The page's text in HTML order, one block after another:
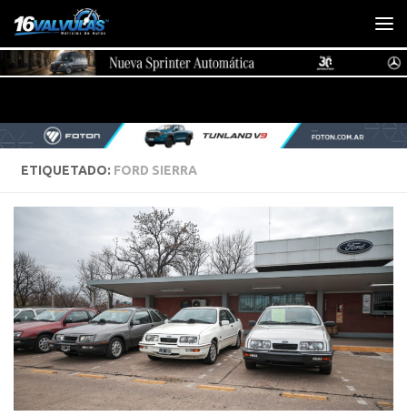
Saltar al contenido
ETIQUETADO: FORD SIERRA